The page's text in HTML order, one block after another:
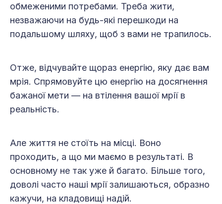
обмеженими потребами. Треба жити,
незважаючи на будь-які перешкоди на
подальшому шляху, щоб з вами не трапилось.
Отже, відчувайте щораз енергію, яку дає вам
мрія. Спрямовуйте цю енергію на досягнення
бажаної мети — на втілення вашої мрії в
реальність.
Але життя не стоїть на місці. Воно
проходить, а що ми маємо в результаті. В
основному не так уже й багато. Більше того,
доволі часто наші мрії залишаються, образно
кажучи, на кладовищі надій.